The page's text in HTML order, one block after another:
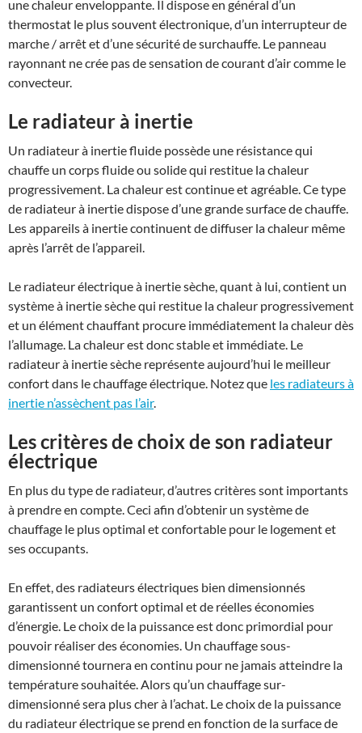
une chaleur enveloppante. Il dispose en général d’un
thermostat le plus souvent électronique, d’un interrupteur de
marche / arrêt et d’une sécurité de surchauffe. Le panneau
rayonnant ne crée pas de sensation de courant d’air comme le
convecteur.
Le radiateur à inertie
Un radiateur à inertie fluide possède une résistance qui
chauffe un corps fluide ou solide qui restitue la chaleur
progressivement. La chaleur est continue et agréable. Ce type
de radiateur à inertie dispose d’une grande surface de chauffe.
Les appareils à inertie continuent de diffuser la chaleur même
après l’arrêt de l’appareil.
Le radiateur électrique à inertie sèche, quant à lui, contient un
système à inertie sèche qui restitue la chaleur progressivement
et un élément chauffant procure immédiatement la chaleur dès
l’allumage. La chaleur est donc stable et immédiate. Le
radiateur à inertie sèche représente aujourd’hui le meilleur
confort dans le chauffage électrique. Notez que les radiateurs à
inertie n’assèchent pas l’air.
Les critères de choix de son radiateur
électrique
En plus du type de radiateur, d’autres critères sont importants
à prendre en compte. Ceci afin d’obtenir un système de
chauffage le plus optimal et confortable pour le logement et
ses occupants.
En effet, des radiateurs électriques bien dimensionnés
garantissent un confort optimal et de réelles économies
d’énergie. Le choix de la puissance est donc primordial pour
pouvoir réaliser des économies. Un chauffage sous-
dimensionné tournera en continu pour ne jamais atteindre la
température souhaitée. Alors qu’un chauffage sur-
dimensionné sera plus cher à l’achat. Le choix de la puissance
du radiateur électrique se prend en fonction de la surface de